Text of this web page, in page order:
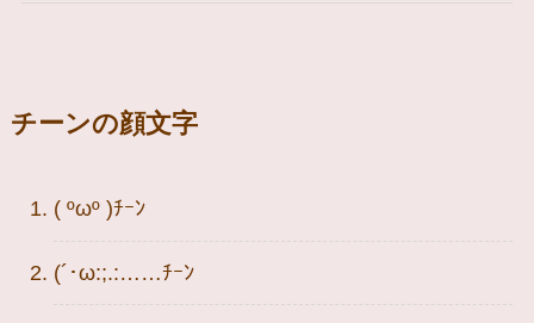
チーンの顔文字
( ºωº )ﾁｰﾝ
(´･ω:;.:……ﾁｰﾝ